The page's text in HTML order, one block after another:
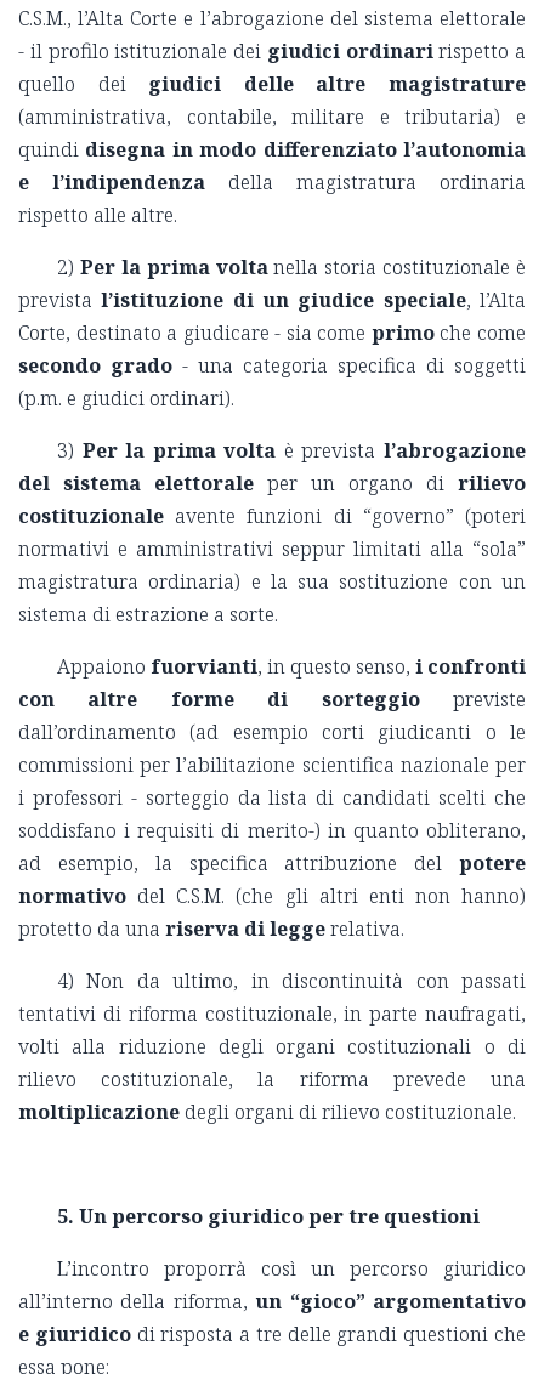
C.S.M., l’Alta Corte e l’abrogazione del sistema elettorale
- il profilo istituzionale dei giudici ordinaririspetto a
quello dei giudici delle altre magistrature
(amministrativa, contabile, militare e tributaria) e
quindi disegna in modo differenziato l’autonomia
e l’indipendenza della magistratura ordinaria
rispetto alle altre.
2) Per la prima voltanella storia costituzionale è
previstal’istituzione di un giudice speciale, l’Alta
Corte, destinato a giudicare - sia come primoche come
secondo grado - una categoria specifica di soggetti
(p.m. e giudici ordinari).
3) Per la prima volta è previstal’abrogazione
del sistema elettorale per un organo di rilievo
costituzionale avente funzioni di “governo” (poteri
normativi e amministrativi seppur limitati alla “sola”
magistratura ordinaria) e la sua sostituzione con un
sistema di estrazione a sorte.
Appaiono fuorvianti, in questo senso, i confronti
con altre forme di sorteggiopreviste
dall’ordinamento (ad esempio corti giudicanti o le
commissioni per l’abilitazione scientifica nazionale per
i professori - sorteggio da lista di candidati scelti che
soddisfano i requisiti di merito-) in quanto obliterano,
ad esempio, la specifica attribuzione del potere
normativo del C.S.M. (che gli altri enti non hanno)
protetto da una riserva di leggerelativa.
4) Non da ultimo, in discontinuità con passati
tentativi di riforma costituzionale, in parte naufragati,
volti alla riduzione degli organi costituzionali o di
rilievo costituzionale, la riforma prevede una
moltiplicazione degli organi di rilievo costituzionale.
5. Un percorso giuridico per tre questioni
L’incontro proporrà così un percorso giuridico
all’interno della riforma,un “gioco” argomentativo
e giuridicodi risposta a tre delle grandi questioni che
essa pone: